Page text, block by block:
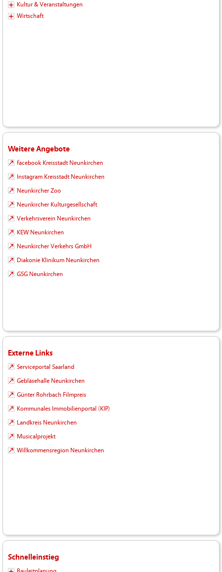
Kultur & Veranstaltungen
Wirtschaft
Weitere Angebote
facebook Kreisstadt Neunkirchen
Instagram Kreisstadt Neunkirchen
Neunkircher Zoo
Neunkircher Kulturgesellschaft
Verkehrsverein Neunkirchen
KEW Neunkirchen
Neunkircher Verkehrs GmbH
Diakonie Klinikum Neunkirchen
GSG Neunkirchen
Externe Links
Serviceportal Saarland
Gebläsehalle Neunkirchen
Günter Rohrbach Filmpreis
Kommunales Immobilienportal (KIP)
Landkreis Neunkirchen
Musicalprojekt
Willkommensregion Neunkirchen
Schnelleinstieg